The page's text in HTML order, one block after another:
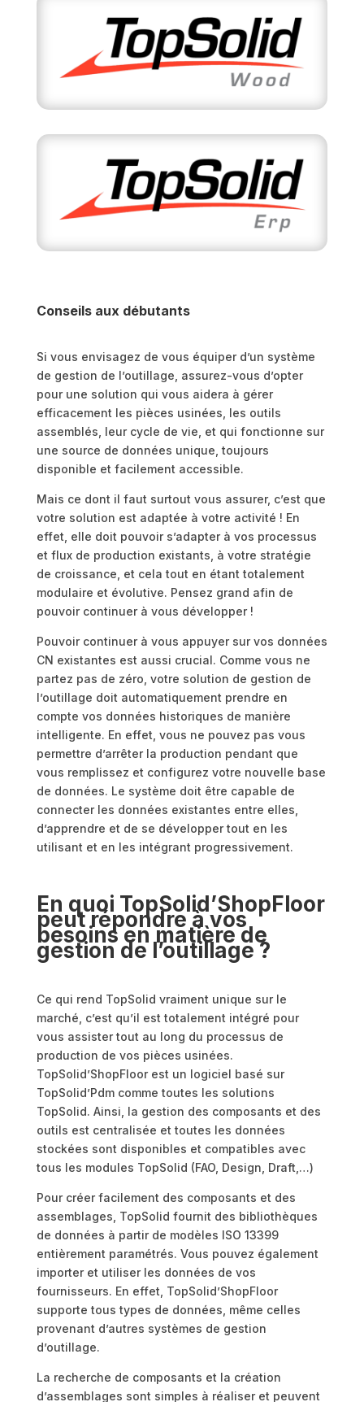
Conseils aux débutants
Si vous envisagez de vous équiper d’un système
de gestion de l’outillage, assurez-vous d’opter
pour une solution qui vous aidera à gérer
efficacement les pièces usinées, les outils
assemblés, leur cycle de vie, et qui fonctionne sur
une source de données unique, toujours
disponible et facilement accessible.
Mais ce dont il faut surtout vous assurer, c’est que
votre solution est adaptée à votre activité ! En
effet, elle doit pouvoir s’adapter à vos processus
et flux de production existants, à votre stratégie
de croissance, et cela tout en étant totalement
modulaire et évolutive. Pensez grand afin de
pouvoir continuer à vous développer !
Pouvoir continuer à vous appuyer sur vos données
CN existantes est aussi crucial. Comme vous ne
partez pas de zéro, votre solution de gestion de
l’outillage doit automatiquement prendre en
compte vos données historiques de manière
intelligente. En effet, vous ne pouvez pas vous
permettre d’arrêter la production pendant que
vous remplissez et configurez votre nouvelle base
de données. Le système doit être capable de
connecter les données existantes entre elles,
d’apprendre et de se développer tout en les
utilisant et en les intégrant progressivement.
En quoi TopSolid’ShopFloor
peut répondre à vos
besoins en matière de
gestion de l’outillage ?
Ce qui rend TopSolid vraiment unique sur le
marché, c’est qu’il est totalement intégré pour
vous assister tout au long du processus de
production de vos pièces usinées.
TopSolid’ShopFloor est un logiciel basé sur
TopSolid’Pdm comme toutes les solutions
TopSolid. Ainsi, la gestion des composants et des
outils est centralisée et toutes les données
stockées sont disponibles et compatibles avec
tous les modules TopSolid (FAO, Design, Draft,…)
Pour créer facilement des composants et des
assemblages, TopSolid fournit des bibliothèques
de données à partir de modèles ISO 13399
entièrement paramétrés. Vous pouvez également
importer et utiliser les données de vos
fournisseurs. En effet, TopSolid’ShopFloor
supporte tous types de données, même celles
provenant d’autres systèmes de gestion
d’outillage.
La recherche de composants et la création
d’assemblages sont simples à réaliser et peuvent